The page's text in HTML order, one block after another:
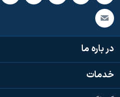
در باره ما
خدمات